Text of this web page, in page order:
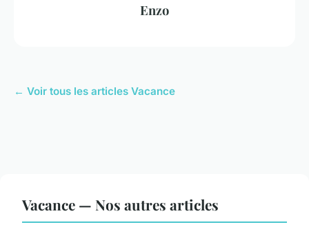
Enzo
← Voir tous les articles Vacance
Vacance — Nos autres articles